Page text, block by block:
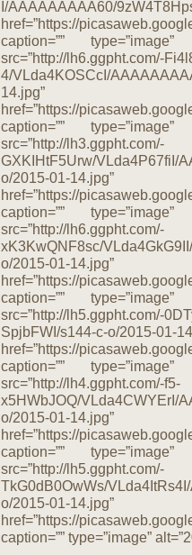
I/AAAAAAAAA60/
href=”https://
caption=””
src=”http://lh6.ggpht.com/-
4/VLda4KOSCcI/
14.jpg”
href=”https://
caption=””
src=”http://lh3.ggpht.com/-
GXKIHtF5Urw/VLda4P67fiI/
o/2015-01-14.jpg”
href=”https://
caption=””
src=”http://lh6.ggpht.com/-
xK3KwQNF8sc/
o/2015-01-14.jpg”
href=”https://
caption=””
src=”http://lh5.ggpht.com/-
SpjbFWI/s144-c-o/2015-01-
href=”https://
caption=””
src=”http://lh4.ggpht.com/-f5-
x5HWbJOQ/VLda4CWYErI/
o/2015-01-14.jpg”
href=”https://
caption=””
src=”http://lh5.ggpht.com/-
TkG0dB0OwWs/
o/2015-01-14.jpg”
href=”https://
caption=”” type=”image”